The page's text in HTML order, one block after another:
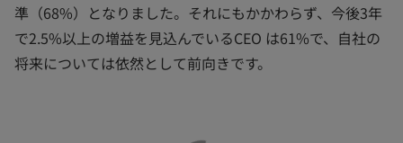
準（68%）となりました。それにもかかわらず、今後3年
で2.5%以上の増益を見込んでいるCEO は61%で、自社の
将来については依然として前向きです。